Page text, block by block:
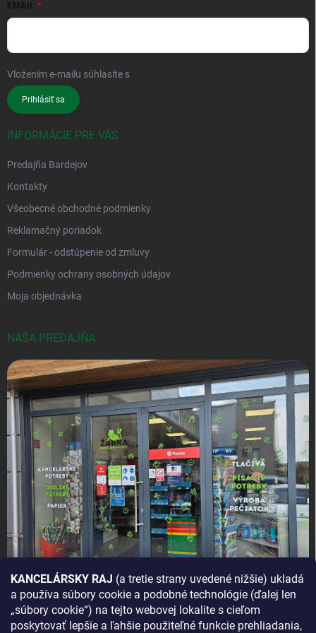
KANCELÁRSKY RAJ (a tretie strany uvedené nižšie) ukladá
a používa súbory cookie a podobné technológie (ďalej len
„súbory cookie“) na tejto webovej lokalite s cieľom
poskytovať lepšie a ľahšie použiteľné funkcie prehliadania,
EMAIL
Vložením e-mailu súhlasíte s
Prihlásiť sa
INFORMÁCIE PRE VÁS
Predajňa Bardejov
Kontakty
Všeobecné obchodné podmienky
Reklamačný poriadok
Formulár - odstúpenie od zmluvy
Podmienky ochrany osobných údajov
Moja objednávka
NAŠA PREDAJŇA
AKO SA K NÁM DOSTANETE?